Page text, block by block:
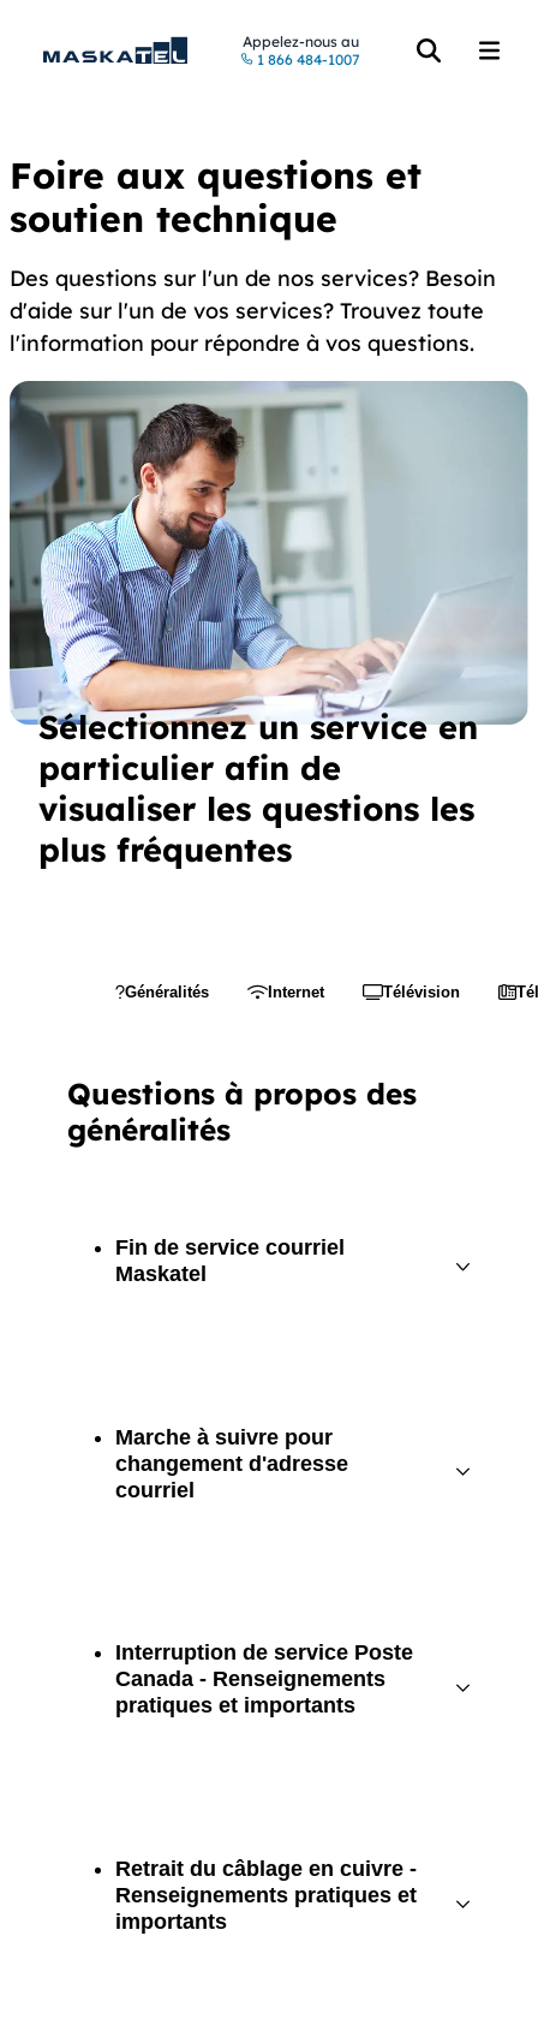
Appelez-nous au
1 866 484-1007
Accéder à la
Foire aux questions et
soutien technique
Des questions sur l'un de nos services? Besoin
d'aide sur l'un de vos services? Trouvez toute
l'information pour répondre à vos questions.
Sélectionnez un service en
particulier afin de
visualiser les questions les
plus fréquentes
Généralités Internet Télévision
Questions à propos des
généralités
Fin de service courriel
Maskatel
Marche à suivre pour
changement d'adresse
courriel
Interruption de service Poste
Canada - Renseignements
pratiques et importants
Retrait du câblage en cuivre -
Renseignements pratiques et
importants